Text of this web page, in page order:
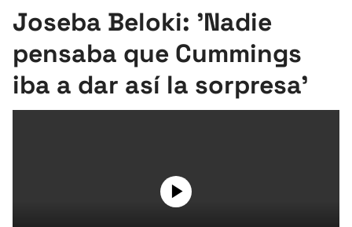
Pelota
Remo
Joseba Beloki: 'Nadie
pensaba que Cummings
iba a dar así la sorpresa'